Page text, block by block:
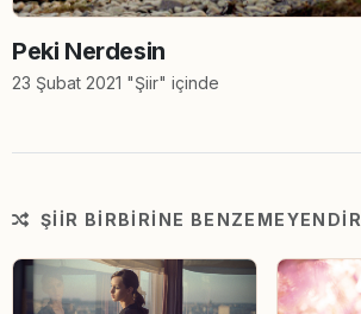
Peki Nerdesin
23 Şubat 2021 "Şiir" içinde
ŞIIR BIRBIRINE BENZEMEYENDIR